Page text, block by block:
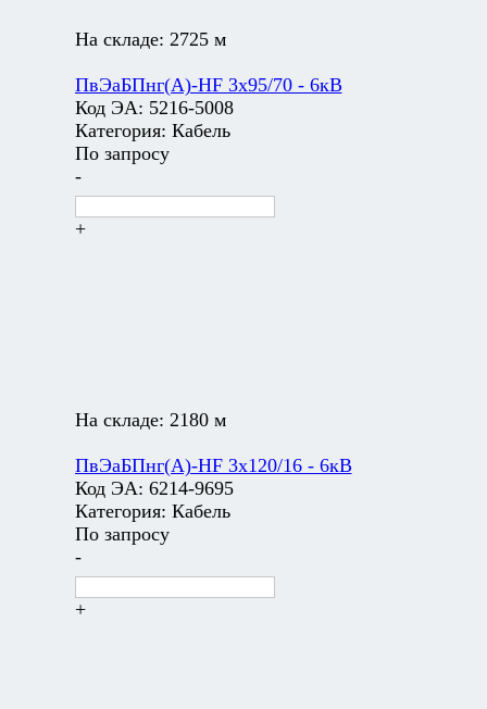
На складе: 2725 м
ПвЭаБПнг(А)-HF 3х95/70 - 6кВ
Код ЭА: 5216-5008
Категория: Кабель
По запросу
-
+
На складе: 2180 м
ПвЭаБПнг(А)-HF 3х120/16 - 6кВ
Код ЭА: 6214-9695
Категория: Кабель
По запросу
-
+